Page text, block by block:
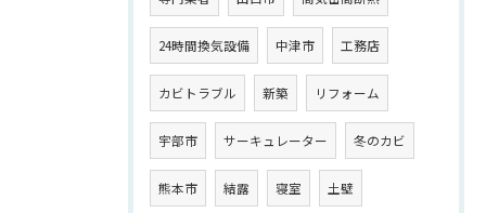
24時間換気設備 中津市 工務店
カビトラブル 新築 リフォーム
宇部市 サーキュレーター 冬のカビ
熊本市 結露 寝室 土壁